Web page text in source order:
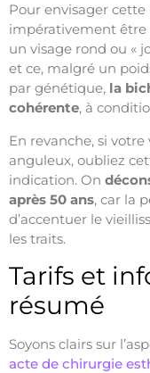
Pour envisager
impérativement être
un visage rond ou «
et ce, malgré un
par génétique, la
cohérente, à
En revanche, si
anguleux, oubliez
indication. On
après 50 ans, car la
d’accentuer le
les traits.
Tarifs et
résumé
Soyons clairs sur
acte de chirurgie